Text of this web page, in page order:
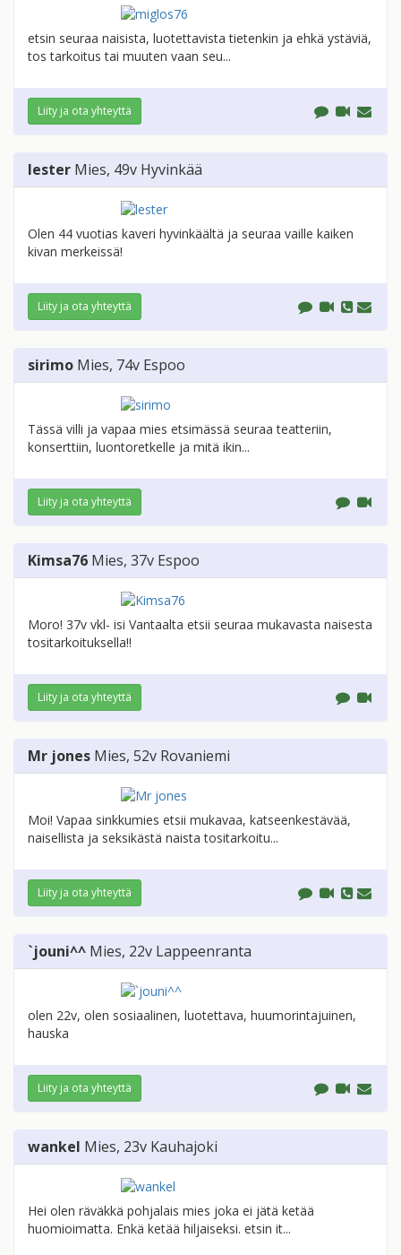
etsin seuraa naisista, luotettavista tietenkin ja ehkä ystäviä,
tos tarkoitus tai muuten vaan seu...
Liity ja ota yhteyttä
lester Mies, 49v Hyvinkää
Olen 44 vuotias kaveri hyvinkäältä ja seuraa vaille kaiken
kivan merkeissä!
Liity ja ota yhteyttä
sirimo Mies, 74v Espoo
Tässä villi ja vapaa mies etsimässä seuraa teatteriin,
konserttiin, luontoretkelle ja mitä ikin...
Liity ja ota yhteyttä
Kimsa76 Mies, 37v Espoo
Moro! 37v vkl- isi Vantaalta etsii seuraa mukavasta naisesta
tositarkoituksella!!
Liity ja ota yhteyttä
Mr jones Mies, 52v Rovaniemi
Moi! Vapaa sinkkumies etsii mukavaa, katseenkestävää,
naisellista ja seksikästä naista tositarkoitu...
Liity ja ota yhteyttä
`jouni^^ Mies, 22v Lappeenranta
olen 22v, olen sosiaalinen, luotettava, huumorintajuinen,
hauska
Liity ja ota yhteyttä
wankel Mies, 23v Kauhajoki
Hei olen räväkkä pohjalais mies joka ei jätä ketää
huomioimatta. Enkä ketää hiljaiseksi. etsin it...